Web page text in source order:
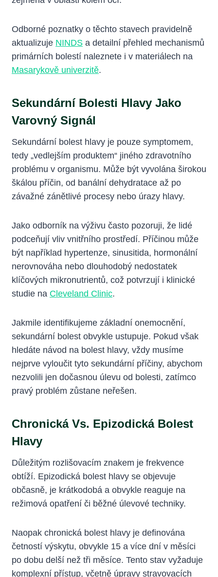
Odborné poznatky o těchto stavech pravidelně
aktualizuje NINDS a detailní přehled mechanismů
primárních bolestí naleznete i v materiálech na
Masarykově univerzitě.
Sekundární Bolesti Hlavy Jako
Varovný Signál
Sekundární bolest hlavy je pouze symptomem,
tedy „vedlejším produktem“ jiného zdravotního
problému v organismu. Může být vyvolána širokou
škálou příčin, od banální dehydratace až po
závažné zánětlivé procesy nebo úrazy hlavy.
Jako odborník na výživu často pozoruji, že lidé
podceňují vliv vnitřního prostředí. Příčinou může
být například hypertenze, sinusitida, hormonální
nerovnováha nebo dlouhodobý nedostatek
klíčových mikronutrientů, což potvrzují i klinické
studie na Cleveland Clinic.
Jakmile identifikujeme základní onemocnění,
sekundární bolest obvykle ustupuje. Pokud však
hledáte návod na bolest hlavy, vždy musíme
nejprve vyloučit tyto sekundární příčiny, abychom
nezvolili jen dočasnou úlevu od bolesti, zatímco
pravý problém zůstane neřešen.
Chronická Vs. Epizodická Bolest
Hlavy
Důležitým rozlišovacím znakem je frekvence
obtíží. Epizodická bolest hlavy se objevuje
občasně, je krátkodobá a obvykle reaguje na
režimová opatření či běžné úlevové techniky.
Naopak chronická bolest hlavy je definována
četností výskytu, obvykle 15 a více dní v měsíci
po dobu delší než tři měsíce. Tento stav vyžaduje
komplexní přístup, včetně úpravy stravovacích